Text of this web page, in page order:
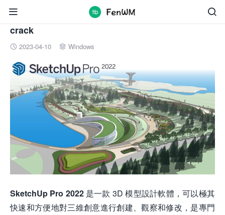


SketchUp Pro 2022 x64 繁體中文破解版下載
crack
 2023-04-10  Windows
SketchUp Pro 2022是一款 3D 模型設計軟體，可以極其
快速和方便地對三維創意進行創建、觀察和修改，是專門